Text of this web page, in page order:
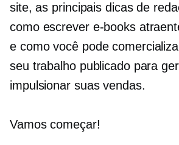
site, as principais dicas de
como escrever e-books
e como você pode
seu trabalho publicado para
impulsionar suas vendas.
Vamos começar!